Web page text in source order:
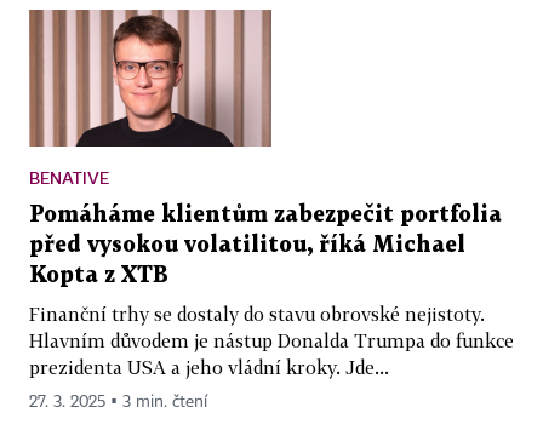
BENATIVE
Pomáháme klientům zabezpečit portfolia
před vysokou volatilitou, říká Michael
Kopta z XTB
Finanční trhy se dostaly do stavu obrovské nejistoty.
Hlavním důvodem je nástup Donalda Trumpa do funkce
prezidenta USA a jeho vládní kroky. Jde...
27. 3. 2025 ▪ 3 min. čtení